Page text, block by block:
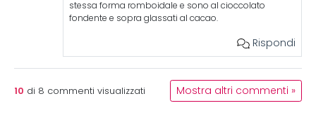
stessa forma romboidale e sono al cioccolato
fondente e sopra glassati al cacao.
Rispondi
10 di 8 commenti visualizzati Mostra altri commenti »